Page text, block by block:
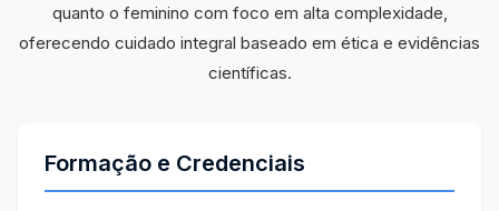
quanto o feminino com foco em alta complexidade,
oferecendo cuidado integral baseado em ética e evidências
científicas.
Formação e Credenciais